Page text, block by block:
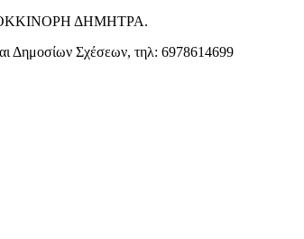
ΚΟΚΚΙΝΟΡΗ ΔΗΜΗΤΡΑ.
Δημοσίων Σχέσεων, τηλ: 6978614699